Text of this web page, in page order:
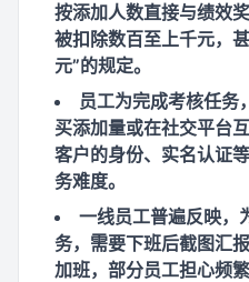
按添加人数直接与绩效
被扣除数百至上千元，
元”的规定。
员工为完成考核任务
买添加量或在社交平台
客户的身份、实名认证
务难度。
一线员工普遍反映，
务，需要下班后截图汇
加班，部分员工担心频